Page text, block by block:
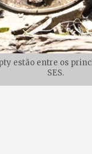
estão entre os
SES.